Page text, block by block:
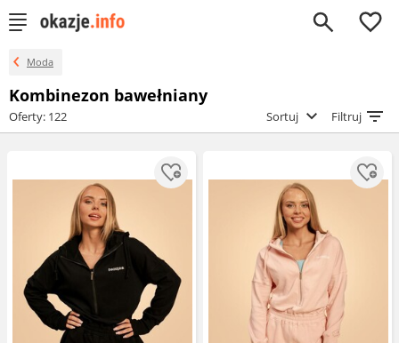
0
Moda
Kombinezon bawełniany
Oferty: 122 Sortuj Filtruj